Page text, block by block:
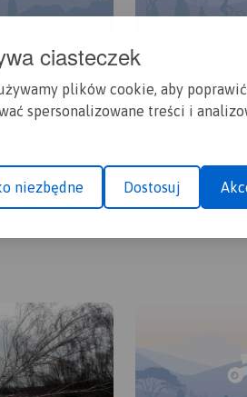
ciasteczek
plików cookie, aby
spersonalizowane treści i
niezbędne Dostosuj
133m
ostrówek tluszcz
1.3/6
20,1